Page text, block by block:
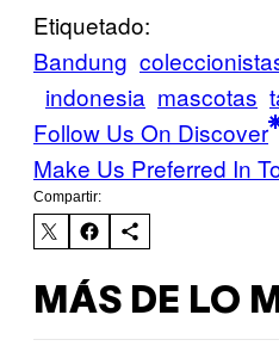
Etiquetado:
Bandung
indonesia mascotas
Follow Us On Discover
Make Us Preferred In
Compartir:
MÁS DE LO